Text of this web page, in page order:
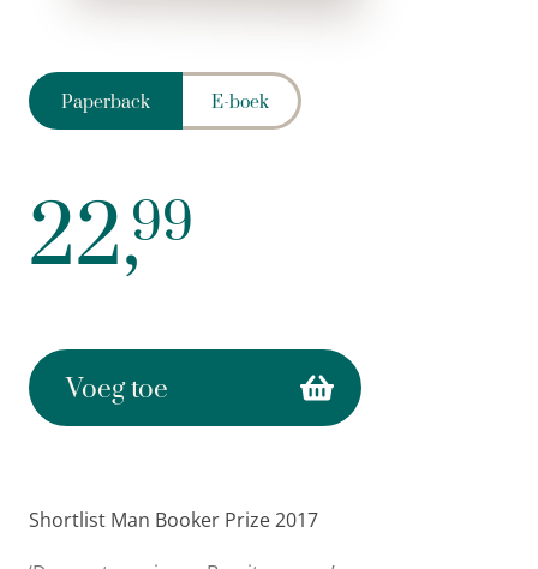
Paperback E-boek
22,99
Voeg toe
Shortlist Man Booker Prize 2017